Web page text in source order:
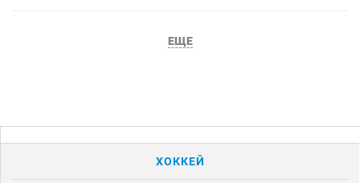
ЕЩЕ
ХОККЕЙ